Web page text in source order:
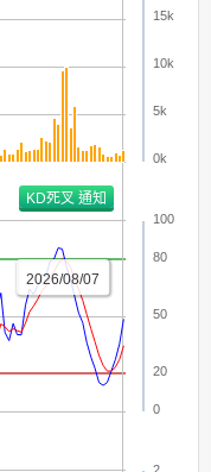
0k
5k
10k
15k
0
20
50
80
100
2026/08/07